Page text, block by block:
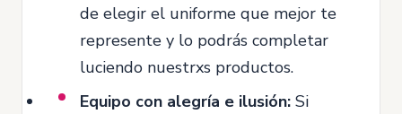
de elegir el uniforme que mejor te
represente y lo podrás completar
luciendo nuestrxs productos.
Equipo con alegría e ilusión: Si